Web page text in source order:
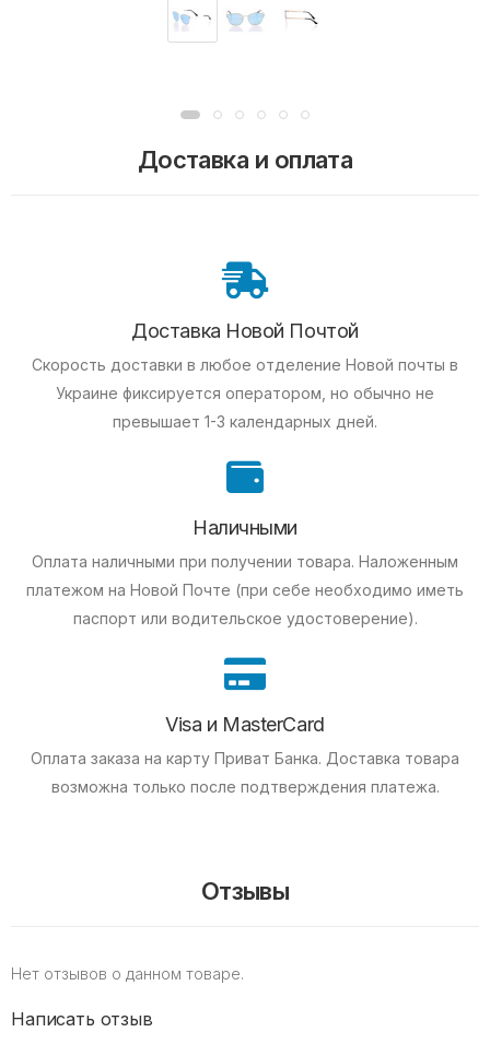
Доставка и оплата
Доставка Новой Почтой
Скорость доставки в любое отделение Новой почты в
Украине фиксируется оператором, но обычно не
превышает 1-3 календарных дней.
Наличными
Оплата наличными при получении товара. Наложенным
платежом на Новой Почте (при себе необходимо иметь
паспорт или водительское удостоверение).
Visa и MasterCard
Оплата заказа на карту Приват Банка. Доставка товара
возможна только после подтверждения платежа.
Отзывы
Нет отзывов о данном товаре.
Написать отзыв